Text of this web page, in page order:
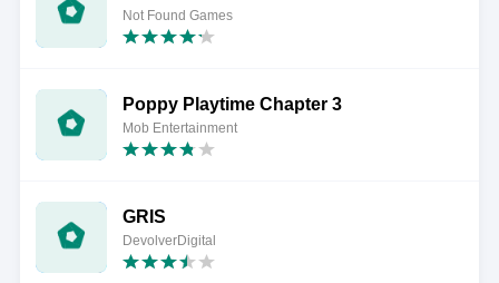
Not Found Games
Poppy Playtime Chapter 3
Mob Entertainment
GRIS
DevolverDigital